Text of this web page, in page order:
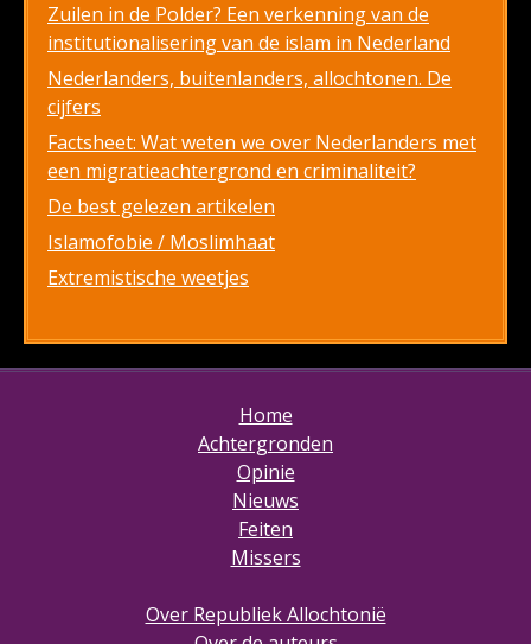
Zuilen in de Polder? Een verkenning van de
institutionalisering van de islam in Nederland
Nederlanders, buitenlanders, allochtonen. De
cijfers
Factsheet: Wat weten we over Nederlanders met
een migratieachtergrond en criminaliteit?
De best gelezen artikelen
Islamofobie / Moslimhaat
Extremistische weetjes
Home
Achtergronden
Opinie
Nieuws
Feiten
Missers
Over Republiek Allochtonië